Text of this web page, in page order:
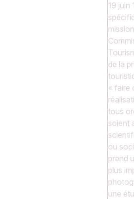
19 juin
de la
« faire
tous
soient
ou
prend
plus
une